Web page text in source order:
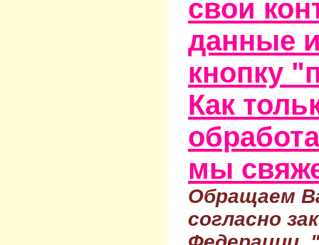
свои
данные
кнопку
Как
мы
Обращаем
согласно